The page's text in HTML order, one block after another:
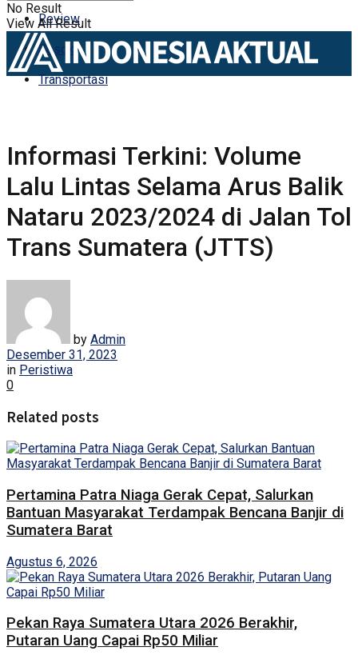
Review
Sosok
Transportasi
No Result
View All Result
Informasi Terkini: Volume
Lalu Lintas Selama Arus Balik
Nataru 2023/2024 di Jalan Tol
Trans Sumatera (JTTS)
by Admin
Desember 31, 2023
in Peristiwa
0
Related posts
Pertamina Patra Niaga Gerak Cepat, Salurkan
Bantuan Masyarakat Terdampak Bencana Banjir di
Sumatera Barat
Agustus 6, 2026
Pekan Raya Sumatera Utara 2026 Berakhir,
Putaran Uang Capai Rp50 Miliar